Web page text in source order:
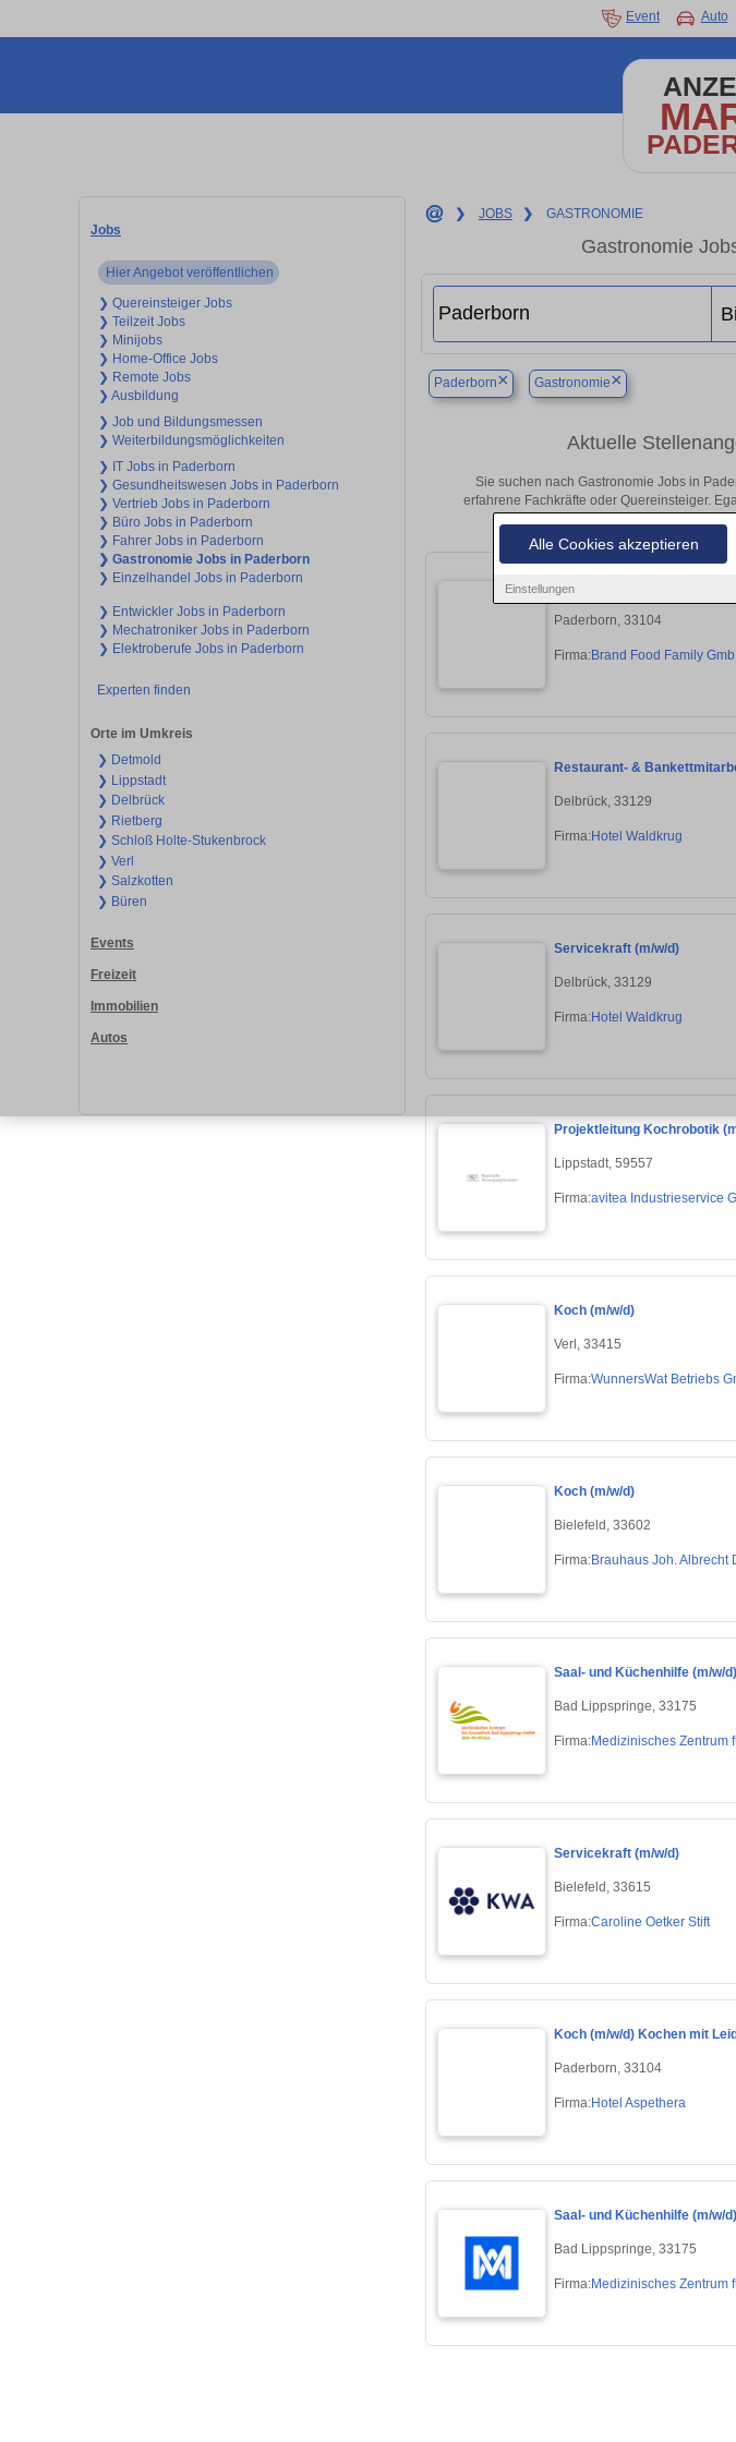
Alle Cookies akzeptieren
Einstellungen
Event Auto
Jobs
Hier Angebot veröffentlichen
❯ Quereinsteiger Jobs
❯ Teilzeit Jobs
❯ Minijobs
❯ Home-Office Jobs
❯ Remote Jobs
❯ Ausbildung
❯ Job und Bildungsmessen
❯ Weiterbildungsmöglichkeiten
❯ IT Jobs in Paderborn
❯ Gesundheitswesen Jobs in Paderborn
❯ Vertrieb Jobs in Paderborn
❯ Büro Jobs in Paderborn
❯ Fahrer Jobs in Paderborn
❯ Gastronomie Jobs in Paderborn
❯ Einzelhandel Jobs in Paderborn
❯ Entwickler Jobs in Paderborn
❯ Mechatroniker Jobs in Paderborn
❯ Elektroberufe Jobs in Paderborn
Experten finden
Orte im Umkreis
❯ Detmold
❯ Lippstadt
❯ Delbrück
❯ Rietberg
❯ Schloß Holte-Stukenbrock
❯ Verl
❯ Salzkotten
❯ Büren
Events
Freizeit
Immobilien
Autos
❯ JOBS ❯ GASTRONOMIE
Gastronomie
Paderborn× Gastronomie×
Aktuelle
Sie suchen nach Gastronomie Jobs in
erfahrene Fachkräfte oder Quereinsteiger.
Koch Betriebsgastronomie
Paderborn, 33104
Firma:Brand Food Family
Restaurant- &
Delbrück, 33129
Firma:Hotel Waldkrug
Servicekraft (m/w/d)
Delbrück, 33129
Firma:Hotel Waldkrug
Projektleitung Kochrobotik
Lippstadt, 59557
Firma:avitea Industrieservice
Koch (m/w/d)
Verl, 33415
Firma:WunnersWat Betriebs
Koch (m/w/d)
Bielefeld, 33602
Firma:Brauhaus Joh. Albrecht
Saal- und Küchenhilfe (m/w/
Bad Lippspringe, 33175
Firma:Medizinisches Zentrum
Servicekraft (m/w/d)
Bielefeld, 33615
Firma:Caroline Oetker Stift
Koch (m/w/d) Kochen mit
Paderborn, 33104
Firma:Hotel Aspethera
Saal- und Küchenhilfe (m/w/
Bad Lippspringe, 33175
Firma:Medizinisches Zentrum